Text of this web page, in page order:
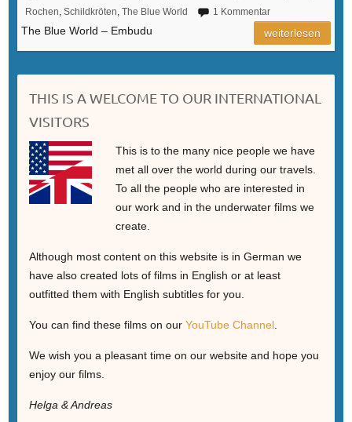
Rochen, Schildkröten, The Blue World 1 Kommentar
The Blue World – Embudu weiterlesen
THIS IS A WELCOME TO OUR INTERNATIONAL
VISITORS
This is to the many nice people we have
met all over the world during our travels.
To all the people who are interested in
our work and in the underwater films we
create.
Although most content on this website is in German we
have also created lots of films in English or at least
outfitted them with English subtitles for you.
You can find these films on our YouTube Channel.
We wish you a pleasant time on our website and hope you
enjoy our films.
Helga & Andreas